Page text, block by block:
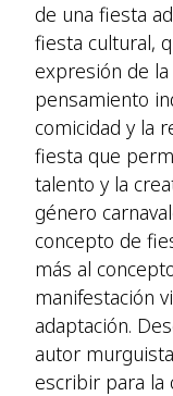
de una fiesta
fiesta cultural,
expresión de
pensamiento
comicidad y la
fiesta que
talento y la
género
concepto de
más al
manifestación
adaptación.
autor
escribir para la